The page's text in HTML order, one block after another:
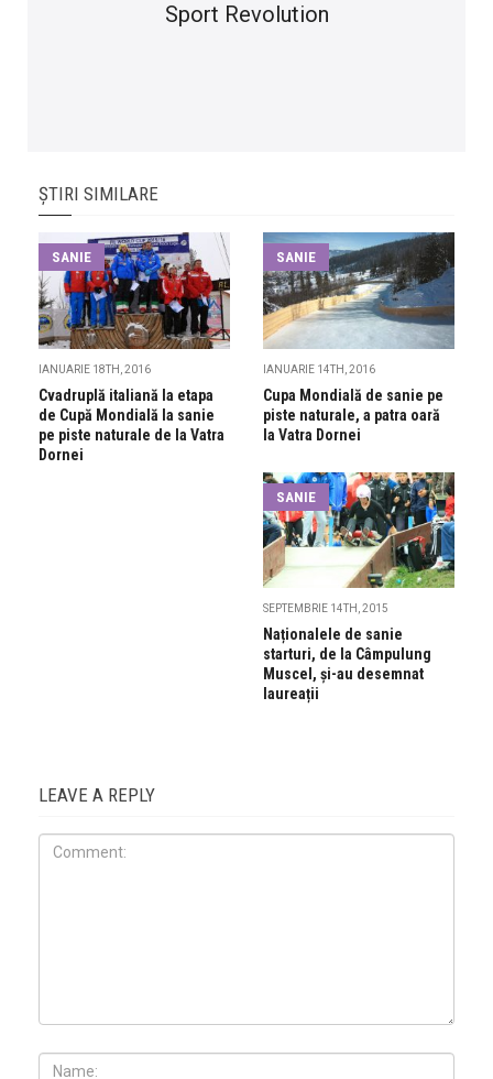
Sport Revolution
ȘTIRI SIMILARE
SANIE
IANUARIE 18TH, 2016
Cvadruplă italiană la etapa
de Cupă Mondială la sanie
pe piste naturale de la Vatra
Dornei
SANIE
IANUARIE 14TH, 2016
Cupa Mondială de sanie pe
piste naturale, a patra oară
la Vatra Dornei
SANIE
SEPTEMBRIE 14TH, 2015
Naționalele de sanie
starturi, de la Câmpulung
Muscel, și-au desemnat
laureații
LEAVE A REPLY